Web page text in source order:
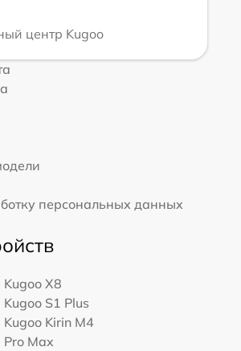
центр Kugoo
персональных данных
Kugoo X8
Kugoo S1 Plus
Kugoo Kirin M4
Pro Max